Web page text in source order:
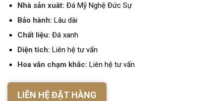
Nhà sản xuât: Đá Mỹ Nghệ Đức Sự
Bảo hành: Lâu dài
Chất liệu: Đá xanh
Diện tích: Liên hệ tư vấn
Hoa văn chạm khắc: Liên hệ tư vấn
LIÊN HỆ ĐẶT HÀNG